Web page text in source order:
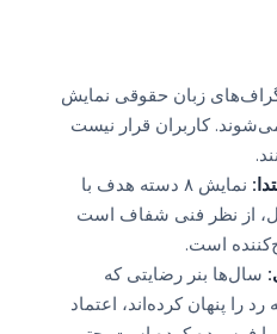
زبان حقوقی نمایش
کاربران قرار نیست
نمایش ۸ دسته هدف با
از نظر فنی شفاف است
است.
سال‌ها بنر رضایتی که
را پنهان کرده‌اند، اعتماد